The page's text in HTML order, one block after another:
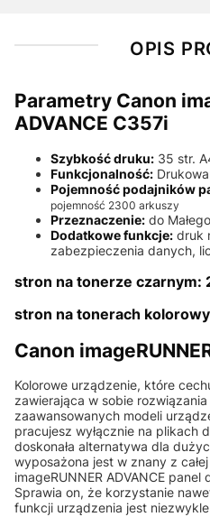
OPIS
Parametry Canon
ADVANCE C357i
Szybkość druku: 35 str.
Funkcjonalność:
Pojemność podajników
pojemność 2300 arkuszy
Przeznaczenie: do
Dodatkowe funkcje: druk
zabezpieczenia danych,
stron na tonerze czarnym:
stron na tonerach
Canon
Kolorowe urządzenie, które
zawierająca w sobie
zaawansowanych modeli
pracujesz wyłącznie na plikach
doskonała alternatywa dla
wyposażona jest w znany z
imageRUNNER ADVANCE
Sprawia on, że korzystanie
funkcji urządzenia jest